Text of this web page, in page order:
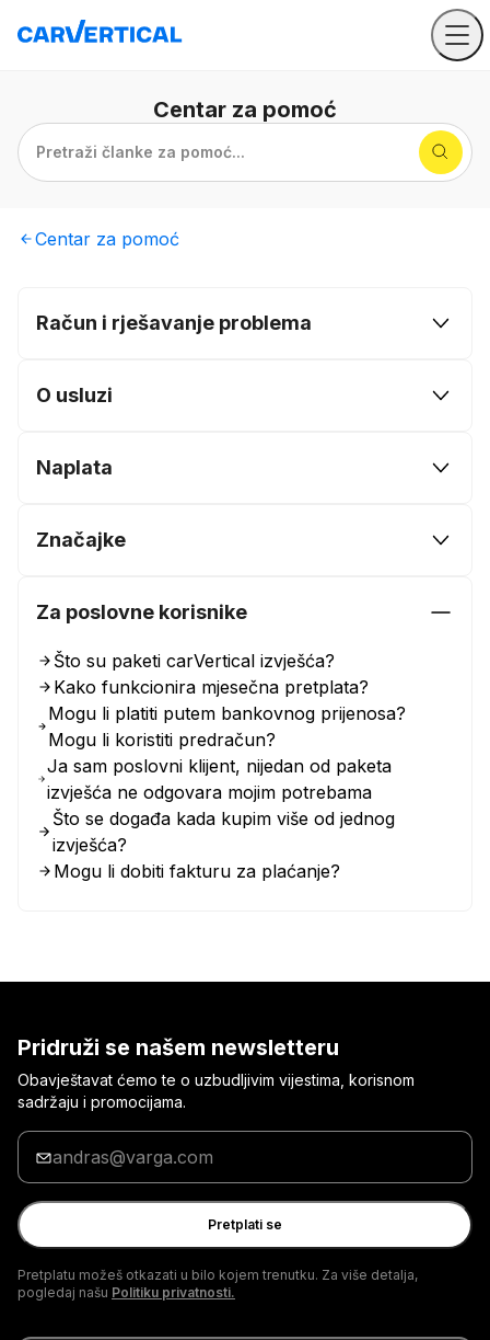
Centar za pomoć
Pretraži članke za pomoć...
Centar za pomoć
Račun i rješavanje problema
O usluzi
Naplata
Značajke
Za poslovne korisnike
Što su paketi carVertical izvješća?
Kako funkcionira mjesečna pretplata?
Mogu li platiti putem bankovnog prijenosa?
Mogu li koristiti predračun?
Ja sam poslovni klijent, nijedan od paketa
izvješća ne odgovara mojim potrebama
Što se događa kada kupim više od jednog
izvješća?
Mogu li dobiti fakturu za plaćanje?
Pridruži se našem newsletteru
Obavještavat ćemo te o uzbudljivim vijestima, korisnom
sadržaju i promocijama.
Unesi
svoju
adresu
e-
pošte
Pretplati se
Pretplatu možeš otkazati u bilo kojem trenutku. Za više detalja,
pogledaj našu Politiku privatnosti.